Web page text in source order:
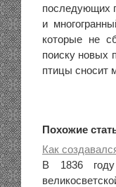
последующих
и
которые не
поиску новых
птицы сносит
Похожие
Как
В 1836 году